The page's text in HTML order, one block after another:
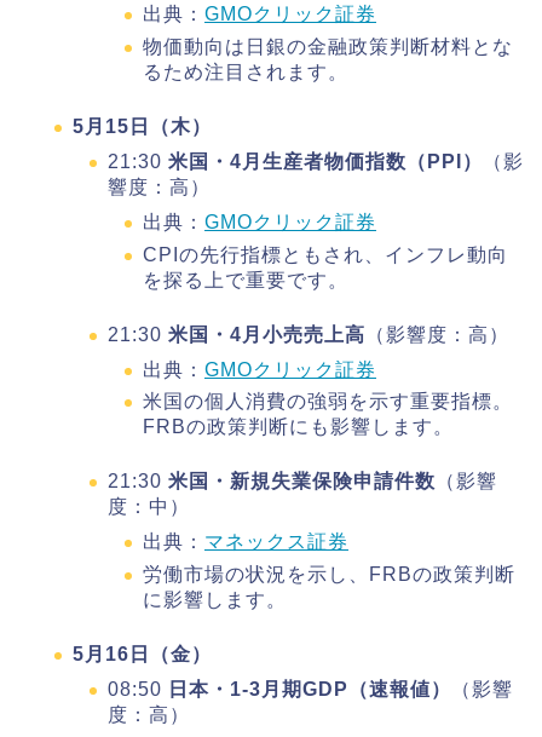
出典： GMOクリック証券
物価動向は日銀の金融政策判断材料とな
るため注目されます。
5月15日（木）
21:30 米国・4月生産者物価指数（PPI）
（影
響度：高）
出典： GMOクリック証券
CPIの先行指標ともされ、インフレ動向
を探る上で重要です。
21:30 米国・4月小売売上高 （影響度：高）
出典： GMOクリック証券
米国の個人消費の強弱を示す重要指標。
FRBの政策判断にも影響します。
21:30 米国・新規失業保険申請件数 （影響
度：中）
出典： マネックス証券
労働市場の状況を示し、FRBの政策判断
に影響します。
5月16日（金）
08:50 日本・1-3月期GDP（速報値）
（影響
度：高）